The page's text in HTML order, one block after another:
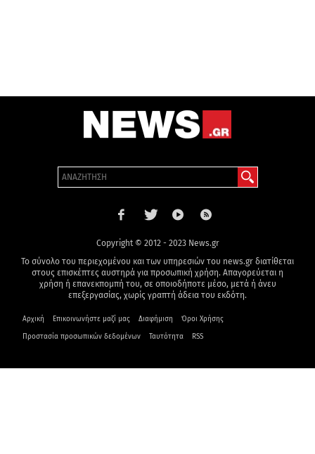
Copyright © 2012 - 2023 News.gr
Το σύνολο του περιεχομένου και των υπηρεσιών του news.gr διατίθεται
στους επισκέπτες αυστηρά για προσωπική χρήση. Απαγορεύεται η
χρήση ή επανεκπομπή του, σε οποιοδήποτε μέσο, μετά ή άνευ
επεξεργασίας, χωρίς γραπτή άδεια του εκδότη.
Αρχική Επικοινωνήστε μαζί μας Διαφήμιση Όροι Χρήσης
Προστασία προσωπικών δεδομένων Ταυτότητα RSS